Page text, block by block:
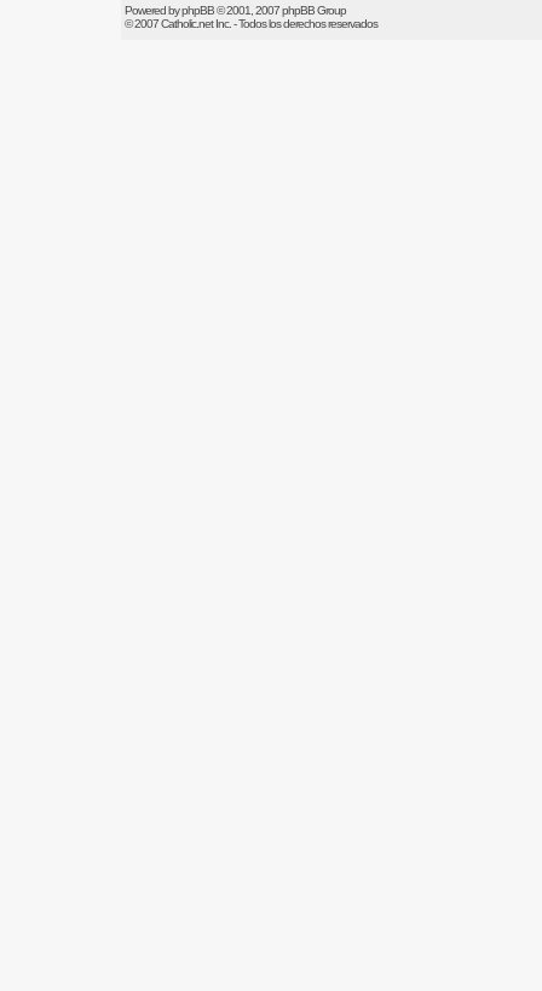
Powered byphpBB© 2001, 2007 phpBB Group
© 2007Catholic.netInc. - Todos los derechos reservados